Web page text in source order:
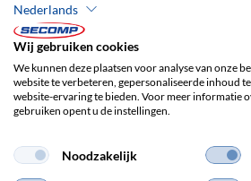
Bedrijfsgegevens
Privacybeleid
Nederlands
Wij gebruiken cookies
We kunnen deze plaatsen voor analyse van onze
website te verbeteren, gepersonaliseerde inhoud
website-ervaring te bieden. Voor meer informatie
gebruiken opent u de instellingen.
Noodzakelijk